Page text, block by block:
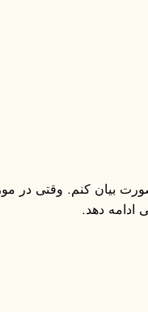
بیان کنم. وقتی در
ادامه دهد.